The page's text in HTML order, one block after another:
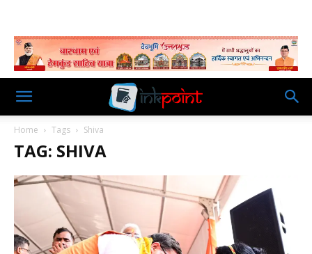
Home Tags Shiva
TAG: SHIVA